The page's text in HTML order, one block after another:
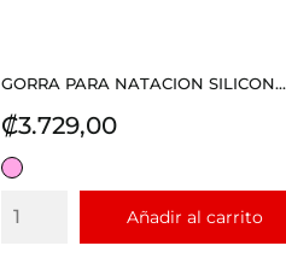
GORRA PARA NATACION SILICON...
Precio
₡3.729,00
ROSADO
Añadir al carrito